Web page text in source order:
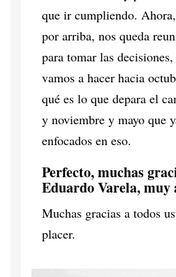
que ir cumpliendo.
por arriba, nos queda
para tomar las
vamos a hacer hacia
qué es lo que depara el
y noviembre y mayo que
enfocados en eso.
Perfecto, muchas
Eduardo Varela, muy
Muchas gracias a todos
placer.